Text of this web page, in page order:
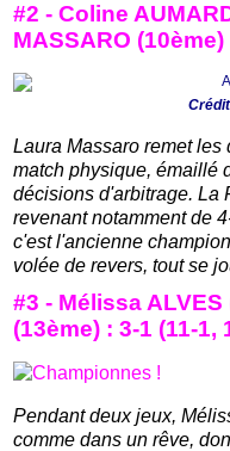
#2 - Coline
MASSARO (10ème)
Laura Massaro remet
match physique, émaillé
décisions d'arbitrage. La
revenant notamment de
c'est l'ancienne
volée de revers, tout se
#3 - Mélissa
(13ème) : 3-1 (11-1,
Pendant deux jeux,
comme dans un rêve,